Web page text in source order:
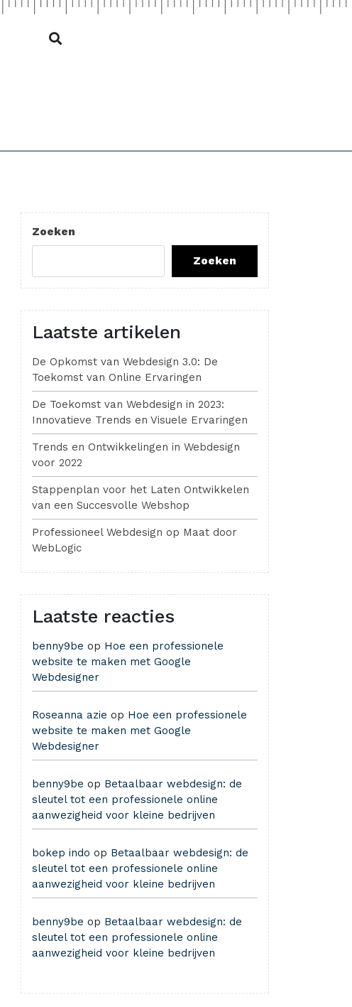
Zoeken
Zoeken
Laatste artikelen
De Opkomst van Webdesign 3.0: De
Toekomst van Online Ervaringen
De Toekomst van Webdesign in 2023:
Innovatieve Trends en Visuele Ervaringen
Trends en Ontwikkelingen in Webdesign
voor 2022
Stappenplan voor het Laten Ontwikkelen
van een Succesvolle Webshop
Professioneel Webdesign op Maat door
WebLogic
Laatste reacties
benny9be op Hoe een professionele
website te maken met Google
Webdesigner
Roseanna azie op Hoe een professionele
website te maken met Google
Webdesigner
benny9be op Betaalbaar webdesign: de
sleutel tot een professionele online
aanwezigheid voor kleine bedrijven
bokep indo op Betaalbaar webdesign: de
sleutel tot een professionele online
aanwezigheid voor kleine bedrijven
benny9be op Betaalbaar webdesign: de
sleutel tot een professionele online
aanwezigheid voor kleine bedrijven